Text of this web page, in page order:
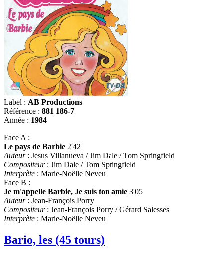
Label : AB Productions
Référence : 881 186-7
Année : 1984
Face A :
Le pays de Barbie 2'42
Auteur: Jesus Villanueva / Jim Dale / Tom Springfield
Compositeur: Jim Dale / Tom Springfield
Interprète : Marie-Noëlle Neveu
Face B :
Je m'appelle Barbie, Je suis ton amie 3'05
Auteur: Jean-François Porry
Compositeur: Jean-François Porry / Gérard Salesses
Interprète : Marie-Noëlle Neveu
Bario, les (45 tours)